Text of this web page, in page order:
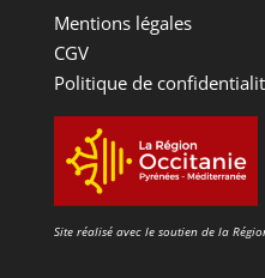
Mentions légales
CGV
Politique de
Site réalisé avec le soutien de la